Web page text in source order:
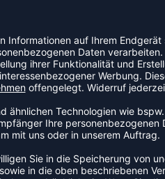
Start. Der luftige Schnitt
verbessern die